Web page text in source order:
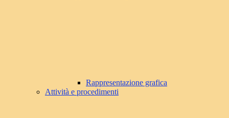
Rappresentazione grafica
Attività e procedimenti